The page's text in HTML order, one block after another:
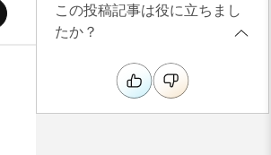
この投稿記事は役に立ちまし
たか？